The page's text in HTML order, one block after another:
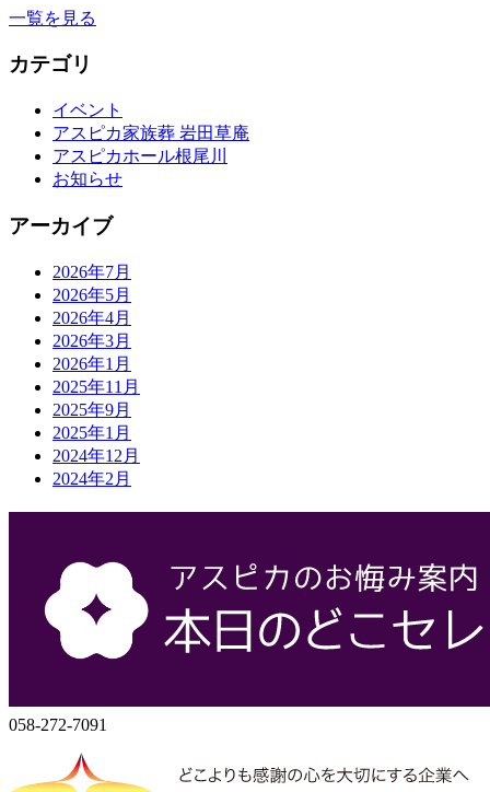
一覧を見る
カテゴリ
イベント
アスピカ家族葬 岩田草庵
アスピカホール根尾川
お知らせ
アーカイブ
2026年7月
2026年5月
2026年4月
2026年3月
2026年1月
2025年11月
2025年9月
2025年1月
2024年12月
2024年2月
株式会社アスピカ
500-8357
岐阜県岐阜市六条大溝1丁目2‐3
058-272-7091